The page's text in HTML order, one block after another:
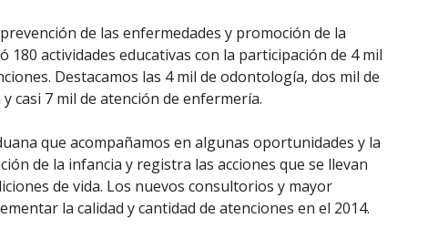
de las enfermedades y promoción de la
180 actividades educativas con la participación de 4 mil
Destacamos las 4 mil de odontología, dos mil de
casi 7 mil de atención de enfermería.
que acompañamos en algunas oportunidades y la
de la infancia y registra las acciones que se llevan
de vida. Los nuevos consultorios y mayor
la calidad y cantidad de atenciones en el 2014.